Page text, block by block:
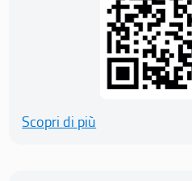
Scopri di più